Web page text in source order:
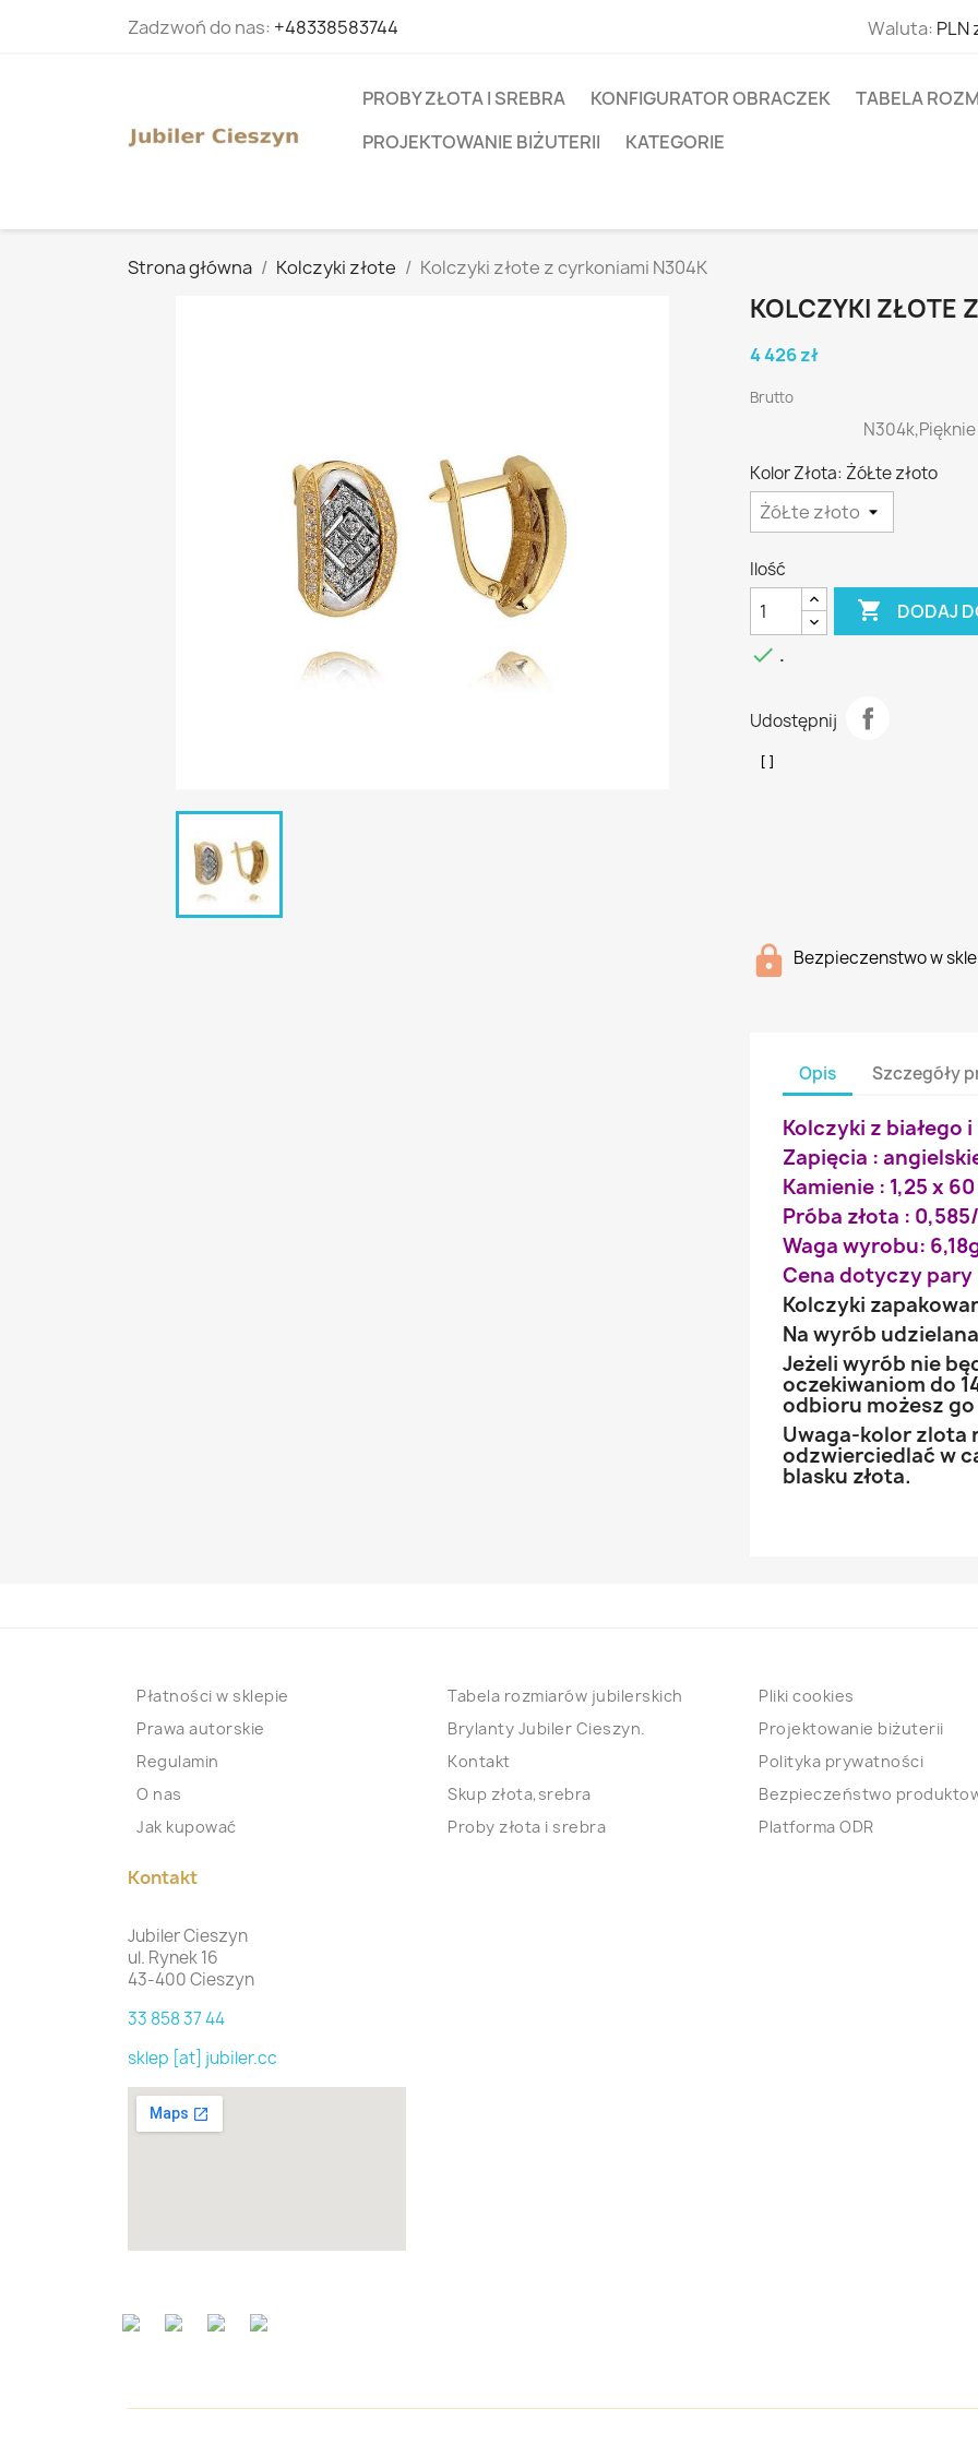
Zadzwoń do nas: +48338583744 Waluta: PLN
PROBY ZŁOTA I SREBRA KONFIGURATOR OBRACZEK
TABELA
PROJEKTOWANIE BIŻUTERII
KATEGORIE
Strona główna Kolczyki złote Kolczyki złote z cyrkoniami N304K
KOLCZYKI ZŁOTE
4 426 zł
Brutto
Kolor Złota: ŻóŁte złoto
Ilość
 DODAJ
 .
Udostępnij
Bezpieczenstwo w
Opis Szczegóły
Kolczyki z białego
Zapięcia :
Kamienie : 1,25 x 60
Próba złota :
Waga wyrobu:
Cena dotyczy
Kolczyki
Na wyrób
Jeżeli wyrób nie
oczekiwaniom do
odbioru możesz
Uwaga-kolor zlota
odzwierciedlać w
blasku złota.
Płatności w sklepie
Prawa autorskie
Regulamin
O nas
Jak kupować
Tabela rozmiarów jubilerskich
Brylanty Jubiler Cieszyn.
Kontakt
Skup złota,srebra
Proby złota i srebra
Pliki cookies
Projektowanie biżuterii
Polityka prywatności
Bezpieczeństwo
Platforma ODR
Kontakt
Jubiler Cieszyn
ul. Rynek 16
43-400 Cieszyn
33 858 37 44
sklep [at] jubiler.cc